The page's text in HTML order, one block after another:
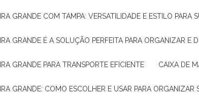
GRANDE COM TAMPA: VERSATILIDADE E ESTILO PARA
GRANDE É A SOLUÇÃO PERFEITA PARA ORGANIZAR E
GRANDE PARA TRANSPORTE EFICIENTE CAIXA DE
GRANDE: COMO ESCOLHER E USAR PARA ORGANIZAR